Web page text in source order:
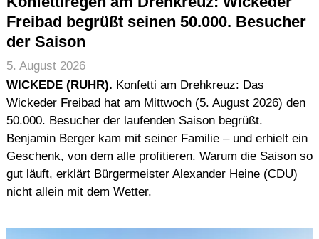
Freibad begrüßt seinen 50.000. Besucher
der Saison
5. August 2026
WICKEDE (RUHR). Konfetti am Drehkreuz: Das
Wickeder Freibad hat am Mittwoch (5. August 2026) den
50.000. Besucher der laufenden Saison begrüßt.
Benjamin Berger kam mit seiner Familie – und erhielt ein
Geschenk, von dem alle profitieren. Warum die Saison so
gut läuft, erklärt Bürgermeister Alexander Heine (CDU)
nicht allein mit dem Wetter.